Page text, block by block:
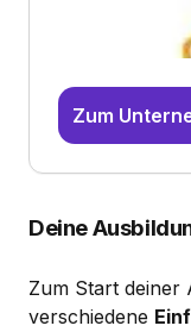
Zum
Deine
Zum Start deiner
verschiedene